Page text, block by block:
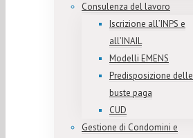
Consulenza del lavoro
Iscrizione all’INPS e
all’INAIL
Modelli EMENS
Predisposizione delle
buste paga
CUD
Gestione di Condomini e